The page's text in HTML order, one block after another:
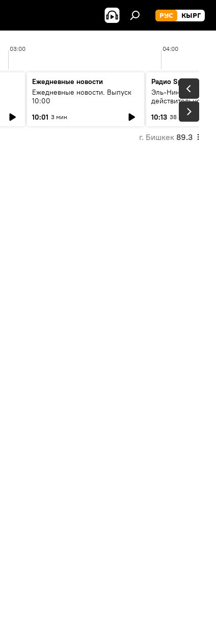
РУС КЫРГ
03:00 04:00
Ежедневные новости
Ежедневные новости. Выпуск
10:00
10:01 3 мин
Радио Sputnik
Эль-Ниньо, жара и
действительно
погоду в
10:13 38 мин
г. Бишкек 89.3